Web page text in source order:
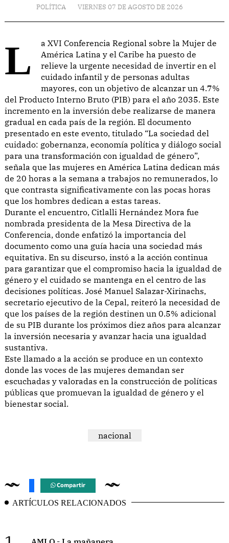
POLÍTICA VIERNES 07 DE AGOSTO DE 2026
La XVI Conferencia Regional sobre la Mujer de
América Latina y el Caribe ha puesto de
relieve la urgente necesidad de invertir en el
cuidado infantil y de personas adultas
mayores, con un objetivo de alcanzar un 4.7%
del Producto Interno Bruto (PIB) para el año 2035. Este
incremento en la inversión debe realizarse de manera
gradual en cada país de la región. El documento
presentado en este evento, titulado “La sociedad del
cuidado: gobernanza, economía política y diálogo social
para una transformación con igualdad de género”,
señala que las mujeres en América Latina dedican más
de 20 horas a la semana a trabajos no remunerados, lo
que contrasta significativamente con las pocas horas
que los hombres dedican a estas tareas.
Durante el encuentro, Citlalli Hernández Mora fue
nombrada presidenta de la Mesa Directiva de la
Conferencia, donde enfatizó la importancia del
documento como una guía hacia una sociedad más
equitativa. En su discurso, instó a la acción continua
para garantizar que el compromiso hacia la igualdad de
género y el cuidado se mantenga en el centro de las
decisiones políticas. José Manuel Salazar-Xirinachs,
secretario ejecutivo de la Cepal, reiteró la necesidad de
que los países de la región destinen un 0.5% adicional
de su PIB durante los próximos diez años para alcanzar
la inversión necesaria y avanzar hacia una igualdad
sustantiva.
Este llamado a la acción se produce en un contexto
donde las voces de las mujeres demandan ser
escuchadas y valoradas en la construcción de políticas
públicas que promuevan la igualdad de género y el
bienestar social.
nacional
Compartir
ARTÍCULOS RELACIONADOS